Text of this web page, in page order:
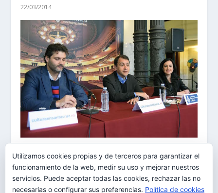
22/03/2014
El Teatro Guimerá ofrecerá cerca de 40
espectáculos en los próximos cuatro meses
24/03/2015
Utilizamos cookies propias y de terceros para garantizar el
funcionamiento de la web, medir su uso y mejorar nuestros
servicios. Puede aceptar todas las cookies, rechazar las no
necesarias o configurar sus preferencias. Política de cookies